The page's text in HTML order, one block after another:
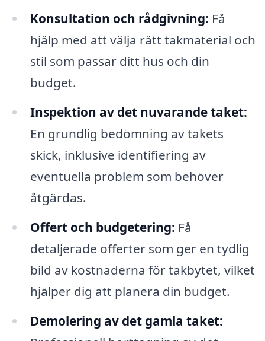
Konsultation och rådgivning: Få
hjälp med att välja rätt takmaterial och
stil som passar ditt hus och din
budget.
Inspektion av det nuvarande taket:
En grundlig bedömning av takets
skick, inklusive identifiering av
eventuella problem som behöver
åtgärdas.
Offert och budgetering: Få
detaljerade offerter som ger en tydlig
bild av kostnaderna för takbytet, vilket
hjälper dig att planera din budget.
Demolering av det gamla taket: